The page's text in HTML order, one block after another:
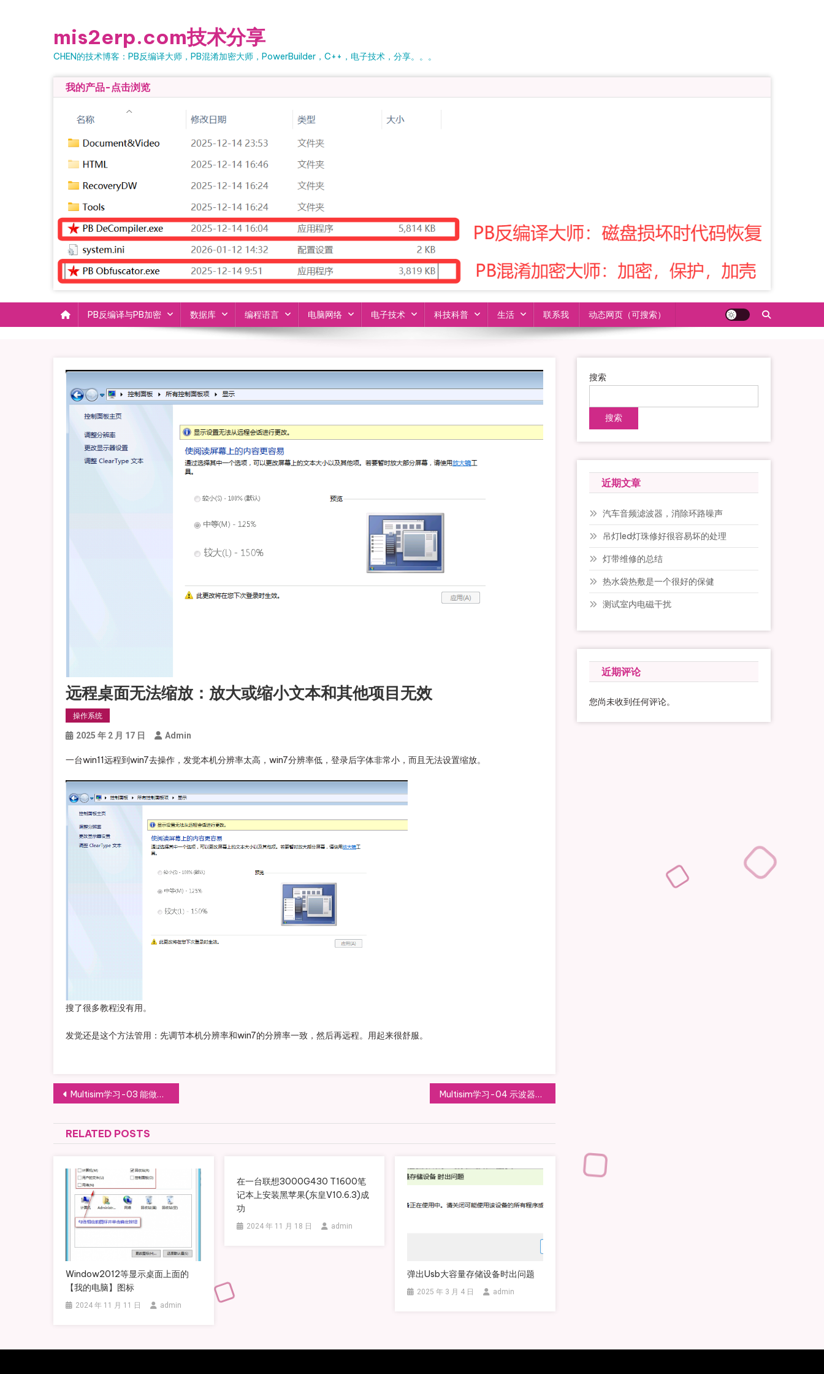
mis2erp.com技术分享
CHEN的技术博客：PB反编译大师，PB混淆加密大师，PowerBuilder，C++，电子技术，分享。。。
我的产品-点击浏览
PB反编译与PB加密 数据库 编程语言 电脑网络 电子技术 科技科普 生活 联系我 动态网页（可搜索）
远程桌面无法缩放：放大或缩小文本和其他项目无效
操作系统
2025 年 2 月 17 日 Admin
一台win11远程到win7去操作，发觉本机分辨率太高，win7分辨率低，登录后字体非常小，而且无法设置缩放。
搜了很多教程没有用。
发觉还是这个方法管用：先调节本机分辨率和win7的分辨率一致，然后再远程。用起来很舒服。
文章导航
Multisim学习-03 能做到的和不能做到的仿真 Multisim学习-04 示波器的使用
RELATED POSTS
Window2012等显示桌面上面的
【我的电脑】图标
2024 年 11 月 11 日 admin
在一台联想3000G430 T1600笔
记本上安装黑苹果(东皇v10.6.3)成
功
2024 年 11 月 18 日 admin
弹出usb大容量存储设备时出问题
2025 年 3 月 4 日 admin
搜索
搜索
近期文章
汽车音频滤波器，消除环路噪声
吊灯led灯珠修好很容易坏的处理
灯带维修的总结
热水袋热敷是一个很好的保健
测试室内电磁干扰
近期评论
您尚未收到任何评论。